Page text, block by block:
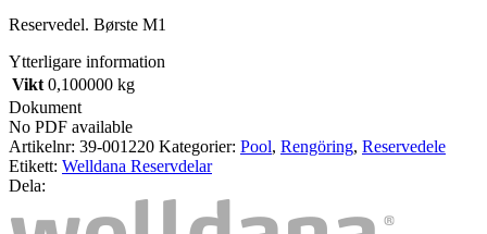
Reservedel. Børste M1
Ytterligare information
Vikt 0,100000 kg
Dokument
No PDF available
Artikelnr: 39-001220 Kategorier: Pool, Rengöring, Reservedele
Etikett: Welldana Reservdelar
Dela: